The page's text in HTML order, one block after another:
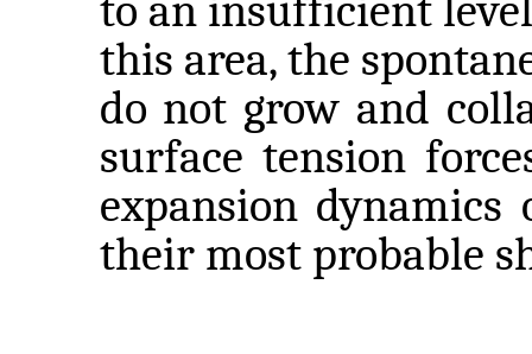
to an insufficient
this area, the
do not grow and
surface tension
expansion
their most probable